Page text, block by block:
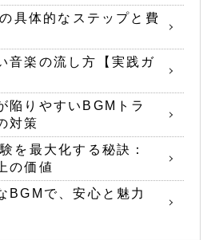
具体的なステップと費
音楽の流し方【実践ガ
陥りやすいBGMトラ
対策
を最大化する秘訣：
の価値
BGMで、安心と魅力